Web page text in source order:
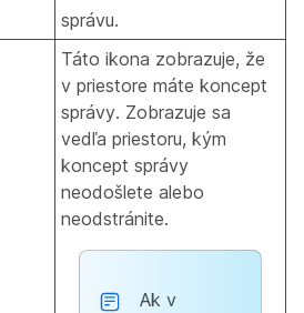
správu.
Táto ikona zobrazuje, že
v priestore máte koncept
správy. Zobrazuje sa
vedľa priestoru, kým
koncept správy
neodošlete alebo
neodstránite.
Ak v